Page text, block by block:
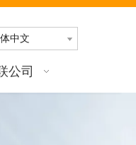
中文
公司